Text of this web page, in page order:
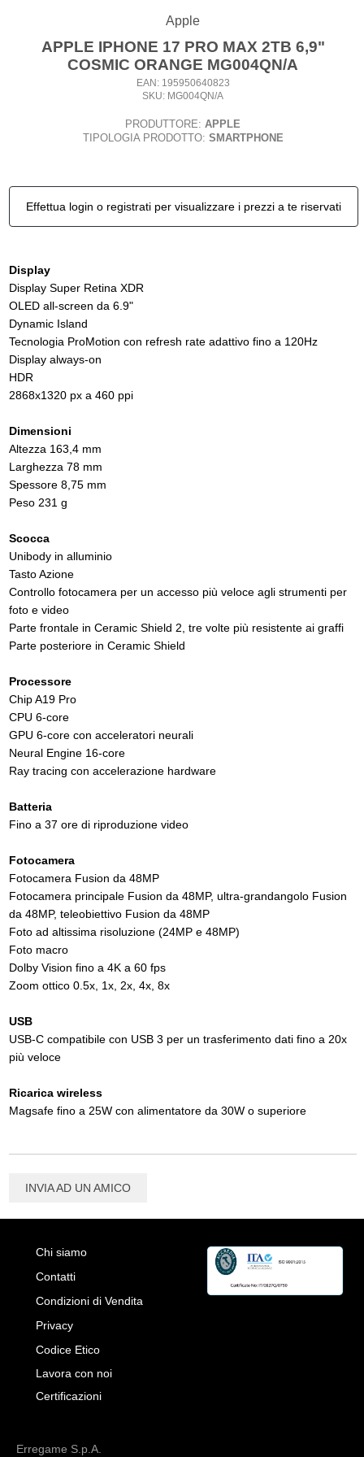
Apple
APPLE IPHONE 17 PRO MAX 2TB 6,9"
COSMIC ORANGE MG004QN/A
EAN: 195950640823
SKU: MG004QN/A
PRODUTTORE: APPLE
TIPOLOGIA PRODOTTO: SMARTPHONE
Effettua login o registrati per visualizzare i prezzi a te riservati
Display
Display Super Retina XDR
OLED all-screen da 6.9"
Dynamic Island
Tecnologia ProMotion con refresh rate adattivo fino a 120Hz
Display always-on
HDR
2868x1320 px a 460 ppi
Dimensioni
Altezza 163,4 mm
Larghezza 78 mm
Spessore 8,75 mm
Peso 231 g
Scocca
Unibody in alluminio
Tasto Azione
Controllo fotocamera per un accesso più veloce agli strumenti per
foto e video
Parte frontale in Ceramic Shield 2, tre volte più resistente ai graffi
Parte posteriore in Ceramic Shield
Processore
Chip A19 Pro
CPU 6-core
GPU 6-core con acceleratori neurali
Neural Engine 16-core
Ray tracing con accelerazione hardware
Batteria
Fino a 37 ore di riproduzione video
Fotocamera
Fotocamera Fusion da 48MP
Fotocamera principale Fusion da 48MP, ultra-grandangolo Fusion
da 48MP, teleobiettivo Fusion da 48MP
Foto ad altissima risoluzione (24MP e 48MP)
Foto macro
Dolby Vision fino a 4K a 60 fps
Zoom ottico 0.5x, 1x, 2x, 4x, 8x
USB
USB-C compatibile con USB 3 per un trasferimento dati fino a 20x
più veloce
Ricarica wireless
Magsafe fino a 25W con alimentatore da 30W o superiore
INVIA AD UN AMICO
Chi siamo
Contatti
Condizioni di Vendita
Privacy
Codice Etico
Lavora con noi
Certificazioni
Erregame S.p.A.